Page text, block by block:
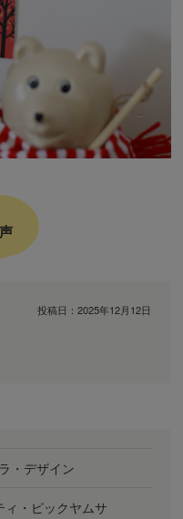
投稿日：2025年12月12日
・デザイン
・ピックヤムサ